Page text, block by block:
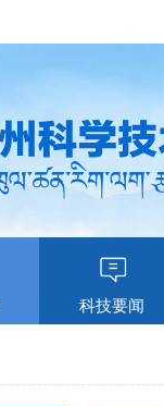
科技要闻